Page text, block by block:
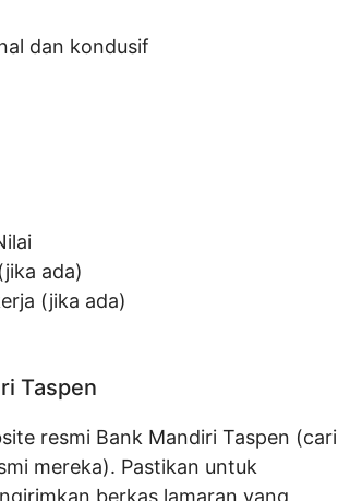
dan kondusif
ada)
(jika ada)
Taspen
resmi Bank Mandiri Taspen (cari
mereka). Pastikan untuk
berkas lamaran yang